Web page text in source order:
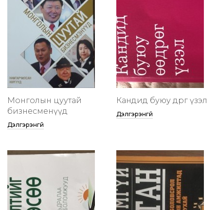
Монголын цуутай
бизнесменүүд
Дэлгэрэнгүй
Кандид буюу өөдрөг үзэл
Дэлгэрэнгүй